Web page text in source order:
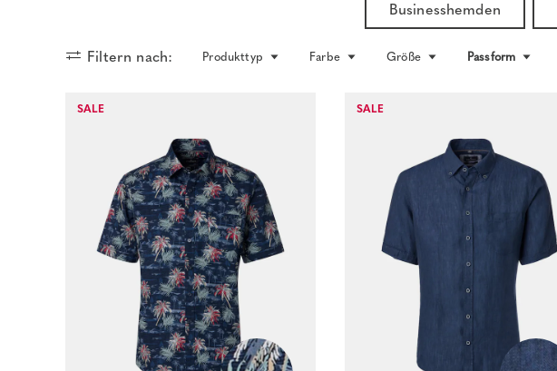
Businesshemden
Filtern nach: Produkttyp Farbe Größe Passform
SALE SALE